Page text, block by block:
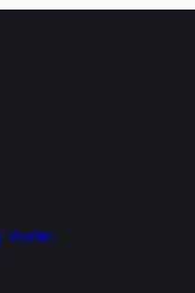
Bottle